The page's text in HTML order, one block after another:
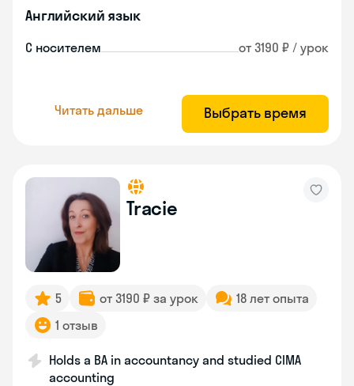
Английский язык
С носителем от 3190 ₽ / урок
Читать дальше Выбрать время
Tracie
5 от 3190 ₽ за урок
18 лет опыта
1 отзыв
Holds a BA in accountancy and studied CIMA
accounting